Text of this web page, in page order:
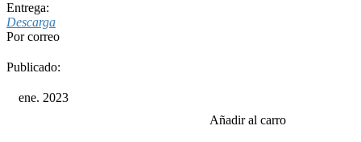
Entrega:
Descarga
Por correo
Publicado:
ene. 2023
Añadir al carro